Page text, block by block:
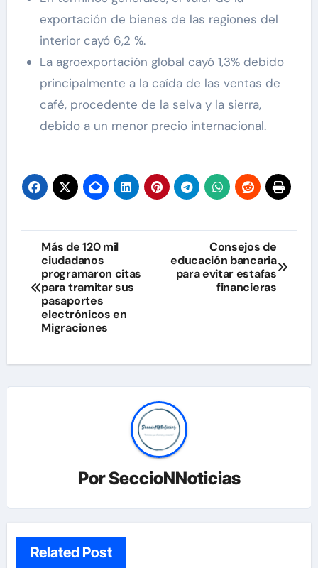
exportación de bienes de las regiones del
interior cayó 6,2 %.
La agroexportación global cayó 1,3% debido
principalmente a la caída de las ventas de
café, procedente de la selva y la sierra,
debido a un menor precio internacional.
Navegación
de
entradas
Más de 120 mil
ciudadanos
programaron citas
para tramitar sus
pasaportes
electrónicos en
Migraciones
Consejos de
educación bancaria
para evitar estafas
financieras
PorSeccioNNoticias
Related Post